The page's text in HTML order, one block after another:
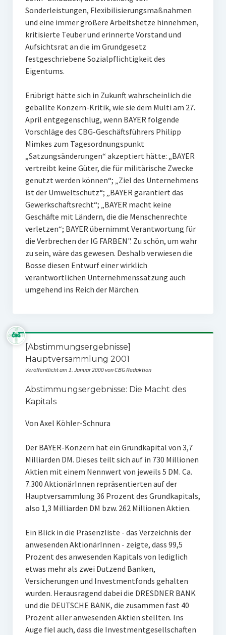
Sonderleistungen, Flexibilisierungsmaßnahmen
und eine immer größere Arbeitshetze hinnehmen,
kritisierte Teuber und erinnerte Vorstand und
Aufsichtsrat an die im Grundgesetz
festgeschriebene Sozialpflichtigkeit des
Eigentums.
Erübrigt hätte sich in Zukunft wahrscheinlich die
geballte Konzern-Kritik, wie sie dem Multi am 27.
April entgegenschlug, wenn BAYER folgende
Vorschläge des CBG-Geschäftsführers Philipp
Mimkes zum Tagesordnungspunkt
„Satzungsänderungen“ akzeptiert hätte: „BAYER
vertreibt keine Güter, die für militärische Zwecke
genutzt werden können“; „Ziel des Unternehmens
ist der Umweltschutz“; „BAYER garantiert das
Gewerkschaftsrecht“; „BAYER macht keine
Geschäfte mit Ländern, die die Menschenrechte
verletzen“; BAYER übernimmt Verantwortung für
die Verbrechen der IG FARBEN". Zu schön, um wahr
zu sein, wäre das gewesen. Deshalb verwiesen die
Bosse diesen Entwurf einer wirklich
verantwortlichen Unternehmenssatzung auch
umgehend ins Reich der Märchen.
[Abstimmungsergebnisse]
Hauptversammlung 2001
Veröffentlicht am 1. Januar 2000 von CBG Redaktion
Abstimmungsergebnisse: Die Macht des
Kapitals
Von Axel Köhler-Schnura
Der BAYER-Konzern hat ein Grundkapital von 3,7
Milliarden DM. Dieses teilt sich auf in 730 Millionen
Aktien mit einem Nennwert von jeweils 5 DM. Ca.
7.300 AktionärInnen repräsentierten auf der
Hauptversammlung 36 Prozent des Grundkapitals,
also 1,3 Milliarden DM bzw. 262 Millionen Aktien.
Ein Blick in die Präsenzliste - das Verzeichnis der
anwesenden AktionärInnen - zeigte, dass 99,5
Prozent des anwesenden Kapitals von lediglich
etwas mehr als zwei Dutzend Banken,
Versicherungen und Investmentfonds gehalten
wurden. Herausragend dabei die DRESDNER BANK
und die DEUTSCHE BANK, die zusammen fast 40
Prozent aller anwesenden Aktien stellten. Ins
Auge fiel auch, dass die Investmentgesellschaften